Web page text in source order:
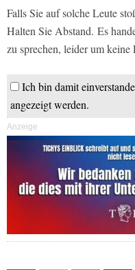
Falls Sie auf solche Leute
Halten Sie Abstand. Es
zu sprechen, leider um keine
Ich bin damit
angezeigt werden.
Anzeige